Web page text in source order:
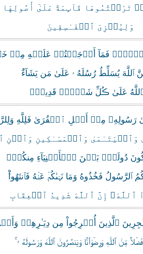
تَرَڪۡتُمُوهَا قَآٮِٕمَةً عَلَىٰٓ
وَلِيُخۡزِىَ ٱلۡفَـٰسِقِينَ
مِنۡہُمۡ فَمَآ أَوۡجَفۡتُمۡ عَلَيۡهِ
ٱللَّهَ يُسَلِّطُ رُسُلَهُ ۥ عَلَىٰ مَن يَشَآءُ‌ۚ
عَلَىٰ ڪُلِّ شَىۡءٍ۬ قَدِيرٌ۬
رَسُولِهِۦ مِنۡ أَهۡلِ ٱلۡقُرَىٰ فَلِلَّهِ
وَٱلۡمَسَـٰكِينِ وَٱبۡنِ
دُولَةَۢ بَيۡنَ ٱلۡأَغۡنِيَآءِ مِنكُمۡ‌ۚ
ٱلرَّسُولُ فَخُذُوهُ وَمَا نَہَٮٰكُمۡ عَنۡهُ فَٱنتَهُواْ‌ۚ
ٱللَّهَ‌ۖ إِنَّ ٱللَّهَ شَدِيدُ ٱلۡعِقَابِ
ٱلَّذِينَ أُخۡرِجُواْ مِن دِيَـٰرِهِمۡ
مِّنَ ٱللَّهِ وَرِضۡوَٲنً۬ا وَيَنصُرُونَ ٱللَّهَ وَرَسُولَهُ ۥۤ‌ۚ